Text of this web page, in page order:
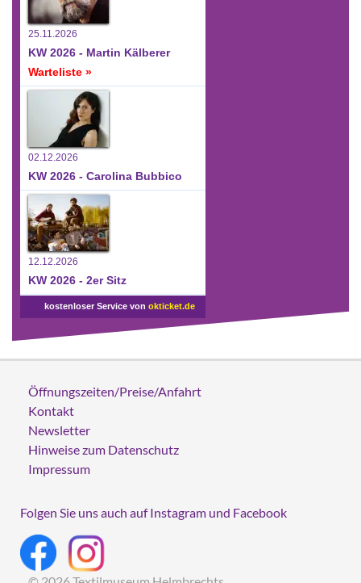
25.11.2026
KW 2026 - Martin Kälberer
Warteliste »
02.12.2026
KW 2026 - Carolina Bubbico
12.12.2026
KW 2026 - 2er Sitz
kostenloser Service von okticket.de
Öffnungszeiten/Preise/Anfahrt
Kontakt
Newsletter
Hinweise zum Datenschutz
Impressum
Folgen Sie uns auch auf Instagram und Facebook